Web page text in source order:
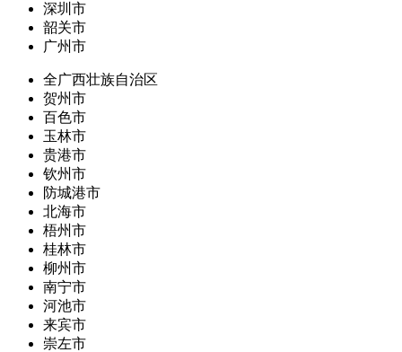
深圳市
韶关市
广州市
全广西壮族自治区
贺州市
百色市
玉林市
贵港市
钦州市
防城港市
北海市
梧州市
桂林市
柳州市
南宁市
河池市
来宾市
崇左市